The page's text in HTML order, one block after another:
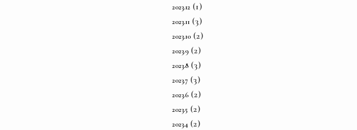
2023.12 (1)
2023.11 (3)
2023.10 (2)
2023.9 (2)
2023.8 (3)
2023.7 (3)
2023.6 (2)
2023.5 (2)
2023.4 (2)